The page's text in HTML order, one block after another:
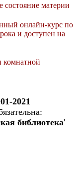
состояние материи
онлайн-курс по
и доступен на
комнатной
2021
библиотека'